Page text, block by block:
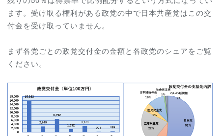
ます。受け取る権利がある政党の中で日本共産党はこの交
付金を受け取っていません。
まず各党ごとの政党交付金の金額と各政党のシェアをご覧
ください。